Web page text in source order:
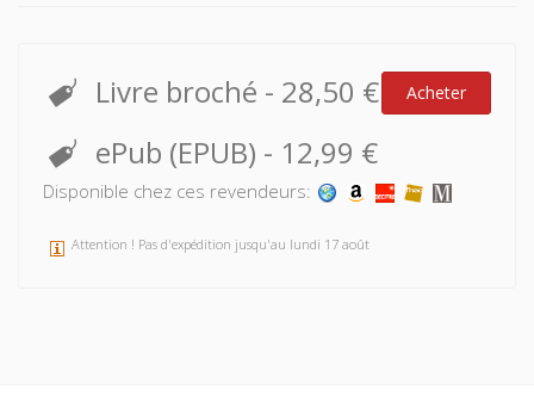
Livre broché - 28,50 € Acheter
ePub (EPUB) - 12,99 €
Disponible chez ces revendeurs:
Attention ! Pas d'expédition jusqu'au lundi 17 août